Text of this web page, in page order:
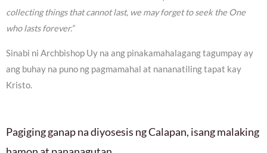
collecting things that cannot last, we may forget to seek the One
who lasts forever.”
Sinabi ni Archbishop Uy na ang pinakamahalagang tagumpay ay
ang buhay na puno ng pagmamahal at nananatiling tapat kay
Kristo.
Pagiging ganap na diyosesis ng Calapan, isang malaking